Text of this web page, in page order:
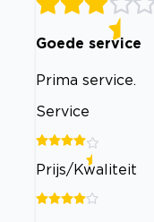
Goede service
Prima service.
Service
Prijs/Kwaliteit